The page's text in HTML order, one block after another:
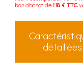
bon d'achat de 1.18 € TTC
détaillées